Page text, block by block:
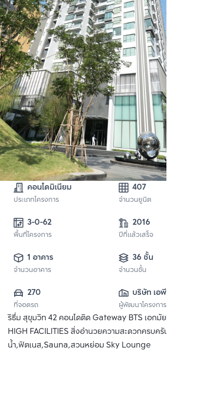
คอนโดมิเนียม
ประเภทโครงการ
407
จำนวนยูนิต
3-0-62
พื้นที่โครงการ
2016
ปีที่แล้วเสร็จ
1 อาคาร
จำนวนอาคาร
36 ชั้น
จำนวนชั้น
270
ที่จอดรถ
บริษัท เอพี (ไทย
แลนด์)
จำกัด(มหาชน)
ผู้พัฒนาโครงการ
ริธึ่ม สุขุมวิท 42 คอนโดติด Gateway BTS เอกมัย พร้อม SKY
HIGH FACILITIES สิ่งอำนวยความสะดวกครบครัน อาทิ สระว่าย
น้ำ,ฟิตเนส,Sauna,สวนหย่อม Sky Lounge